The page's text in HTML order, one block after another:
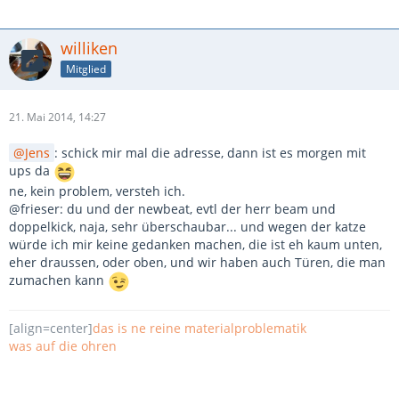
williken
Mitglied
21. Mai 2014, 14:27
Jens : schick mir mal die adresse, dann ist es morgen mit
ups da
ne, kein problem, versteh ich.
@frieser: du und der newbeat, evtl der herr beam und
doppelkick, naja, sehr überschaubar... und wegen der katze
würde ich mir keine gedanken machen, die ist eh kaum unten,
eher draussen, oder oben, und wir haben auch Türen, die man
zumachen kann
[align=center]das is ne reine materialproblematik
was auf die ohren